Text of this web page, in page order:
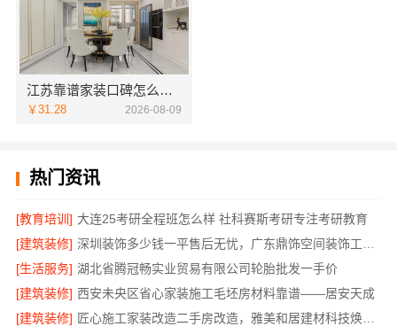
江苏靠谱家装口碑怎么样，常州宜居佳装饰值得信赖
￥31.28 2026-08-09
热门资讯
[教育培训] 大连25考研全程班怎么样 社科赛斯考研专注考研教育
[建筑装修]
[生活服务] 湖北省腾冠畅实业贸易有限公司轮胎批发一手价
[建筑装修] 西安未央区省心家装施工毛坯房材料靠谱——居安天成
[建筑装修]
匠心施工家装改造二手房改造，雅美和居建材科技焕新您的家